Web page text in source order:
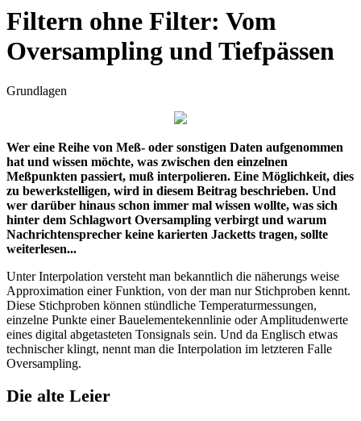
Filtern ohne Filter: Vom
Oversampling und Tiefpässen
Grundlagen
Wer eine Reihe von Meß- oder sonstigen Daten aufgenommen
hat und wissen möchte, was zwischen den einzelnen
Meßpunkten passiert, muß interpolieren. Eine Möglichkeit, dies
zu bewerkstelligen, wird in diesem Beitrag beschrieben. Und
wer darüber hinaus schon immer mal wissen wollte, was sich
hinter dem Schlagwort Oversampling verbirgt und warum
Nachrichtensprecher keine karierten Jacketts tragen, sollte
weiterlesen...
Unter Interpolation versteht man bekanntlich die näherungs weise
Approximation einer Funktion, von der man nur Stichproben kennt.
Diese Stichproben können stündliche Temperaturmessungen,
einzelne Punkte einer Bauelementekennlinie oder Amplitudenwerte
eines digital abgetasteten Tonsignals sein. Und da Englisch etwas
technischer klingt, nennt man die Interpolation im letzteren Falle
Oversampling.
Die alte Leier